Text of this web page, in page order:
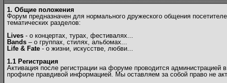
1. Общие положения
Форум предназначен для нормального дружеского общения
тематических разделов:
Lives - о концертах, турах, фестивалях...
Bands – о группах, стилях, альбомах...
Life & Fate - о жизни, искусстве, любви...
1.1 Регистрация
Активация после регистрации на форуме проводится
профиле правдивой информацией. Мы оставляем за собой право не